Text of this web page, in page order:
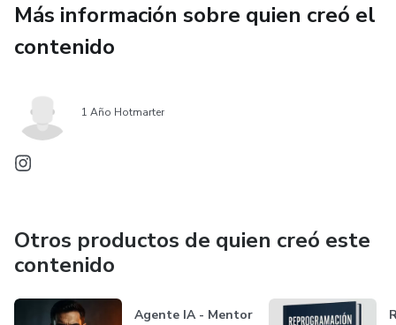
Más información sobre quien creó el
contenido
1 Año Hotmarter
Otros productos de quien creó este
contenido
Agente IA - Mentor